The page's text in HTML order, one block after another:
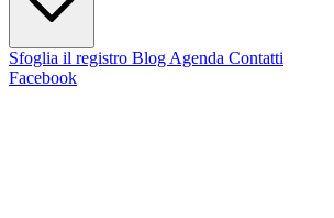
Sfoglia il registro Blog Agenda Contatti
Facebook